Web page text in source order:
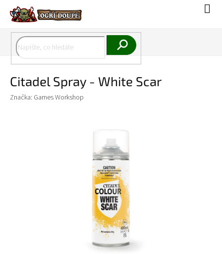
obsah
Citadel Spray - White Scar
Značka: Games Workshop